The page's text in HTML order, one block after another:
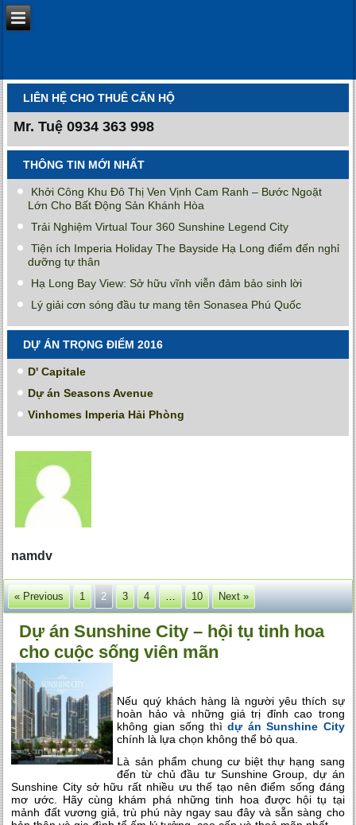
LIÊN HỆ CHO THUÊ CĂN HỘ
Mr. Tuệ 0934 363 998
THÔNG TIN MỚI NHẤT
Khởi Công Khu Đô Thị Ven Vịnh Cam Ranh – Bước Ngoặt
Lớn Cho Bất Động Sản Khánh Hòa
Trải Nghiệm Virtual Tour 360 Sunshine Legend City
Tiện ích Imperia Holiday The Bayside Hạ Long điểm đến nghỉ
dưỡng tự thân
Hạ Long Bay View: Sở hữu vĩnh viễn đảm bảo sinh lời
Lý giải cơn sóng đầu tư mang tên Sonasea Phú Quốc
DỰ ÁN TRỌNG ĐIỂM 2016
D' Capitale
Dự án Seasons Avenue
Vinhomes Imperia Hải Phòng
namdv
« Previous 1 2 3 4 … 10 Next »
Dự án Sunshine City – hội tụ tinh hoa
cho cuộc sống viên mãn
Nếu quý khách hàng là người yêu thích sự
hoàn hảo và những giá trị đỉnh cao trong
không gian sống thìdự án Sunshine City
chính là lựa chọn không thể bỏ qua.
Là sản phẩm chung cư biệt thự hạng sang
đến từ chủ đầu tư Sunshine Group, dự án
Sunshine City sở hữu rất nhiều ưu thế tạo nên điểm sống đáng
mơ ước. Hãy cùng khám phá những tinh hoa được hội tụ tại
mảnh đất vương giả, trù phú này ngay sau đây và sẵn sàng cho